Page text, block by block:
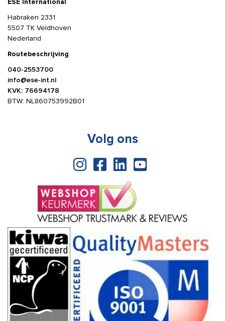
ESE International
Habraken 2331
5507 TK Veldhoven
Nederland
Routebeschrijving
040-2553700
info@ese-int.nl
KVK: 76694178
BTW: NL860753992B01
Volg ons